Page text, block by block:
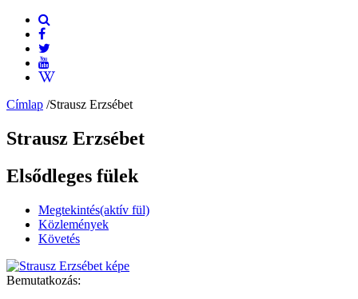
Címlap /Strausz Erzsébet
Strausz Erzsébet
Elsődleges fülek
Megtekintés(aktív fül)
Közlemények
Követés
Bemutatkozás: